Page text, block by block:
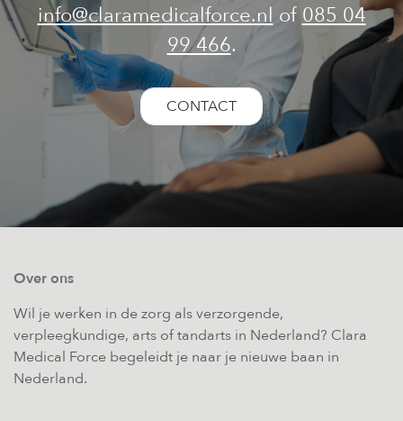
info@claramedicalforce.nl of 085 04
99 466.
CONTACT
Over ons
Wil je werken in de zorg als verzorgende,
verpleegkundige, arts of tandarts in Nederland? Clara
Medical Force begeleidt je naar je nieuwe baan in
Nederland.